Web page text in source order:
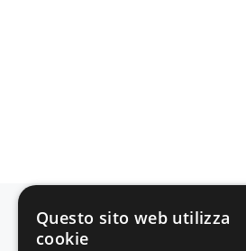
Questo sito web utilizza
cookie